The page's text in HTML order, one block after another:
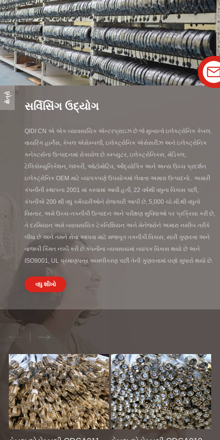
ક્ષેત્રો
સર્વિસિંગ ઉદ્યોગ
QIDI CN એ એક વ્યાવસાયિક એન્ટરપ્રાઇઝ છે જે મુખ્યત્વે ઇલેક્ટ્રોનિક કેબલ,
વાયરિંગ હાર્નેસ, કેબલ એસેમ્બલી, ઇલેક્ટ્રોનિક એસેસરીઝ અને ઇલેક્ટ્રોનિક
કનેક્ટર્સના ઉત્પાદનમાં રોકાયેલ છે.કમ્પ્યુટર, ઇલેક્ટ્રોનિક્સ, મેડિકલ,
ટેલિકોમ્યુનિકેશન, લશ્કરી, ઓટોમોટિવ, ઔદ્યોગિક અને અન્ય ઉચ્ચ પ્રદર્શન
ઇલેક્ટ્રોનિક OEM માટે વ્યાપકપણે ઉપયોગમાં લેવાતા અમારા ઉત્પાદનો.. અમારી
કંપનીની સ્થાપના 2001 માં કરવામાં આવી હતી, 22 વર્ષથી વધુના વિકાસ પછી,
કંપનીએ 200 થી વધુ કર્મચારીઓને રોજગારી આપી છે, 5,000 ચો.મી.થી વધુનો
વિસ્તાર, અમે ઉચ્ચ-તકનીકી ઉત્પાદન અને પરીક્ષણ સુવિધાઓ પર પ્રક્રિયા કરી છે,
તે દરમિયાન અમે વ્યાવસાયિક ટેકનિશિયન અને મેનેજરોને અમારા નસીબ તરીકે
લીધા છે અને તમને સેવા આપવા માટે મજબૂત તકનીકી વિકાસ, સારી ગુણવત્તા અને
વાજબી કિંમત નક્કી કરી છે.કંપનીના વ્યવસાયમાં વ્યાપક વિકાસ થયો છે અને
ISO9001, UL પ્રમાણપત્ર અમલીકરણ પછી તેની ગુણવત્તામાં ઘણો સુધારો થયો છે.
વધુ શીખો